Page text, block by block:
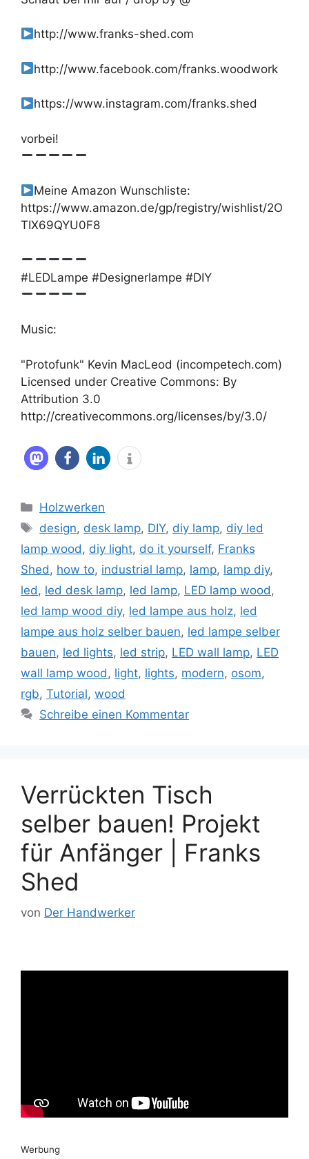
http://www.franks-shed.com
http://www.facebook.com/franks.woodwork
https://www.instagram.com/franks.shed
vorbei!
Meine Amazon Wunschliste:
https://www.amazon.de/gp/registry/wishlist/2O
TIX69QYU0F8
#LEDLampe #Designerlampe #DIY
Music:
"Protofunk" Kevin MacLeod (incompetech.com)
Licensed under Creative Commons: By
Attribution 3.0
http://creativecommons.org/licenses/by/3.0/
Kategorien
Holzwerken
Schlagwörter
design, desk lamp, DIY, diy lamp, diy led
lamp wood, diy light, do it yourself, Franks
Shed, how to, industrial lamp, lamp, lamp diy,
led, led desk lamp, led lamp, LED lamp wood,
led lamp wood diy, led lampe aus holz, led
lampe aus holz selber bauen, led lampe selber
bauen, led lights, led strip, LED wall lamp, LED
wall lamp wood, light, lights, modern, osom,
rgb, Tutorial, wood
Schreibe einen Kommentar
Verrückten Tisch
selber bauen! Projekt
für Anfänger | Franks
Shed
von Der Handwerker
Werbung